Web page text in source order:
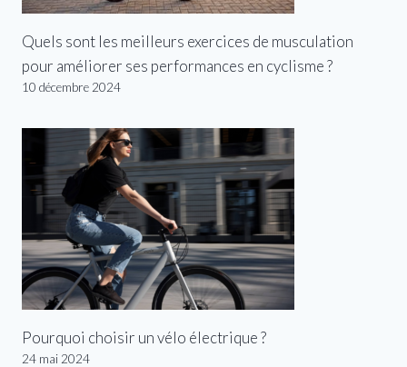
Quels sont les meilleurs exercices de musculation
pour améliorer ses performances en cyclisme ?
10 décembre 2024
Pourquoi choisir un vélo électrique ?
24 mai 2024